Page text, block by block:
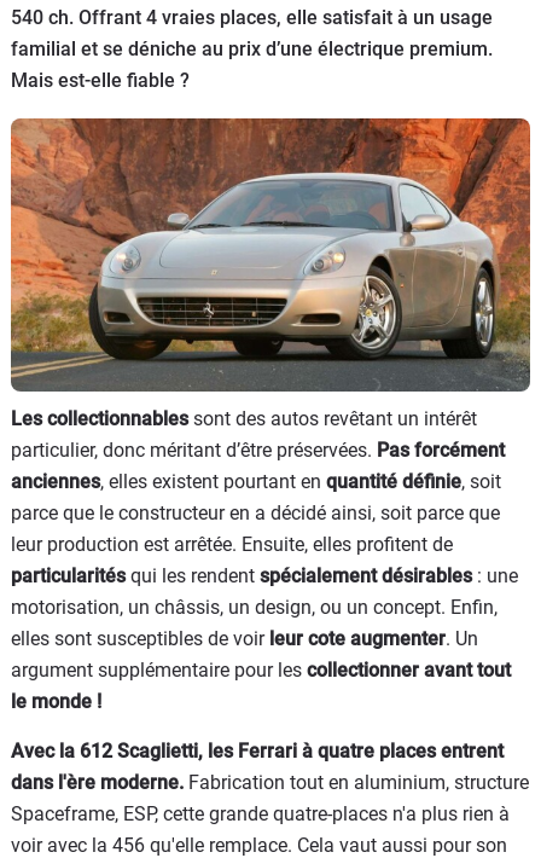
Forum
Marques
540 ch. Offrant 4 vraies places, elle satisfait à un usage
familial et se déniche au prix d’une électrique premium.
Mais est-elle fiable ?
Les collectionnablessont des autos revêtant un intérêt
particulier, donc méritant d’être préservées. Pas forcément
anciennes, elles existent pourtant en quantité définie, soit
parce que le constructeur en a décidé ainsi, soit parce que
leur production est arrêtée. Ensuite, elles profitent de
particularitésqui les rendent spécialement désirables: une
motorisation, un châssis, un design, ou un concept. Enfin,
elles sont susceptibles de voirleur cote augmenter. Un
argument supplémentaire pour les collectionner avant tout
le monde !
Avec la 612 Scaglietti, les Ferrari à quatre places entrent
dans l'ère moderne. Fabrication tout en aluminium, structure
Spaceframe, ESP, cette grande quatre-places n'a plus rien à
voir avec la 456 qu'elle remplace. Cela vaut aussi pour son